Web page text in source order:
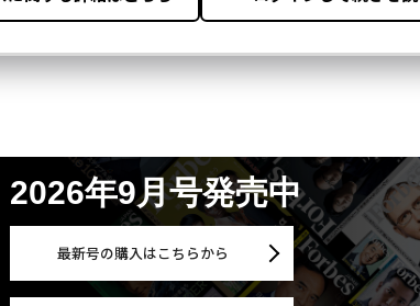
2026年9月号発売中
最新号の購入はこちらから